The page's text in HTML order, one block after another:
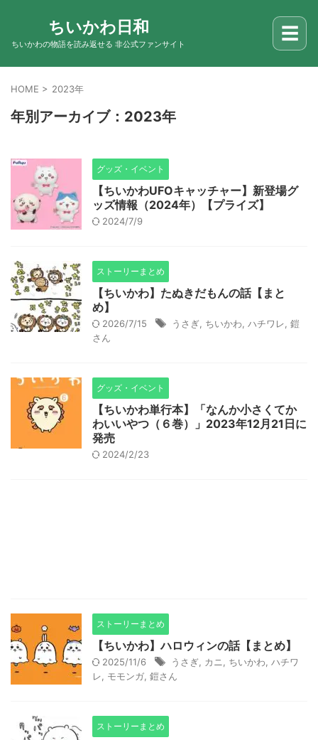
ちいかわ日和
ちいかわの物語を読み返せる 非公式ファンサイト ☰
HOME > 2023年
年別アーカイブ：2023年
グッズ・イベント
【ちいかわUFOキャッチャー】新登場グ
ッズ情報（2024年）【プライズ】
2024/7/9
ストーリーまとめ
【ちいかわ】たぬきだもんの話【まと
め】
2026/7/15 うさぎ ちいかわ ハチワレ 鎧
さん
グッズ・イベント
【ちいかわ単行本】「なんか小さくてか
わいいやつ（６巻）」2023年12月21日に
発売
2024/2/23
ストーリーまとめ
【ちいかわ】ハロウィンの話【まとめ】
2025/11/6 うさぎ カニ ちいかわ ハチワ
レ
モモンガ 鎧さん
ストーリーまとめ